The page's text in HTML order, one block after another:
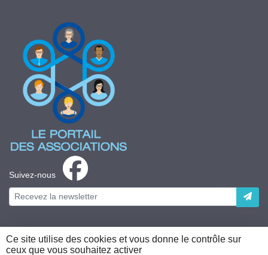
Suivez-nous
Plateforme développée en France par
Ce site utilise des cookies et vous donne le contrôle sur
ceux que vous souhaitez activer